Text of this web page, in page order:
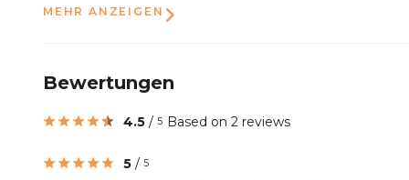
MEHR ANZEIGEN
Bewertungen
4.5 / 5 Based on 2 reviews
5 / 5